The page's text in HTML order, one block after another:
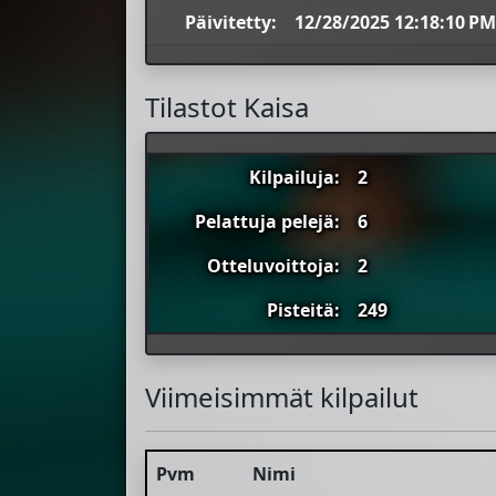
Päivitetty: 12/28/2025 12:18:10 PM
Tilastot Kaisa
Kilpailuja:
2
Pelattuja pelejä:
6
Otteluvoittoja:
2
Pisteitä:
249
Viimeisimmät kilpailut
Pvm Nimi